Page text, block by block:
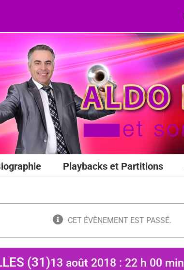
Playbacks et Partitions
CET ÉVÈNEMENT EST PASSÉ.
(31)13 août 2018 : 22 h 00 min